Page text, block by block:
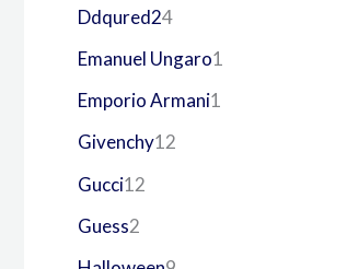
Ddqured24
Emanuel Ungaro1
Emporio Armani1
Givenchy12
Gucci12
Guess2